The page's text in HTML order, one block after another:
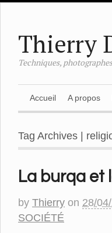
Thierry
Techniques,
Accueil A propos
Tag Archives |
La burqa et
by Thierry on 28/
SOCIÉTÉ